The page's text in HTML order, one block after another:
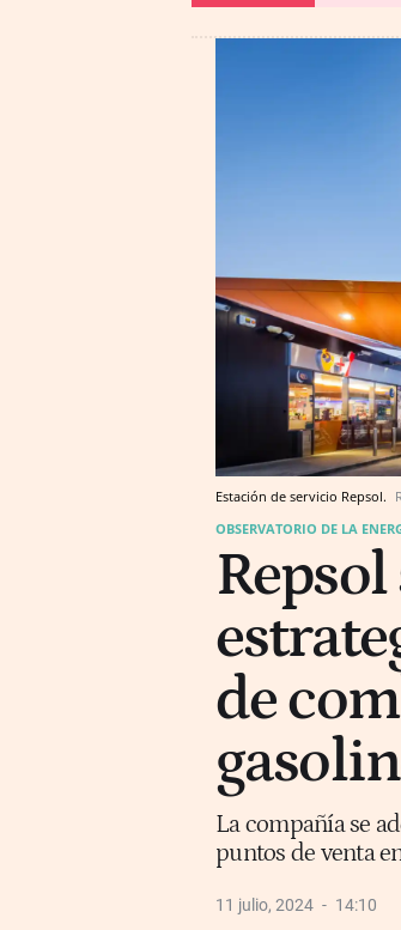
Estación de servicio Repsol.
OBSERVATORIO DE LA
de
La compañía se
puntos de venta
11 julio, 2024 14:10